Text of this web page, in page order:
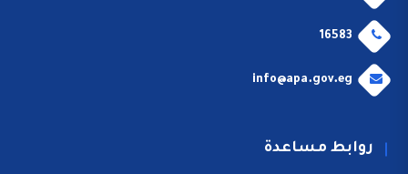
16583
info@apa.gov.eg
روابط مساعدة